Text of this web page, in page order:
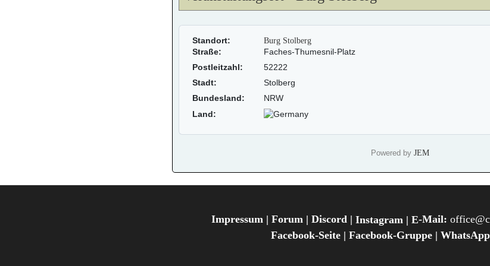
Standort: Burg Stolberg
Straße:
Faches-Thumesnil-Platz
Postleitzahl:
52222
Stadt:
Stolberg
Bundesland:
NRW
Land:
Powered by JEM
Impressum | Forum| Discord| Instagram | E-Mail:
Facebook-Seite | Facebook-Gruppe |